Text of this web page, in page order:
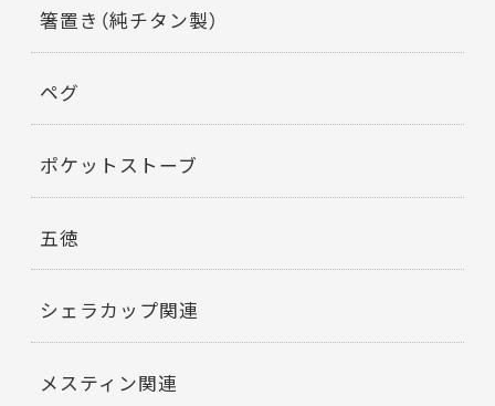
箸置き（純チタン製）
ペグ
ポケットストーブ
五徳
シェラカップ関連
メスティン関連